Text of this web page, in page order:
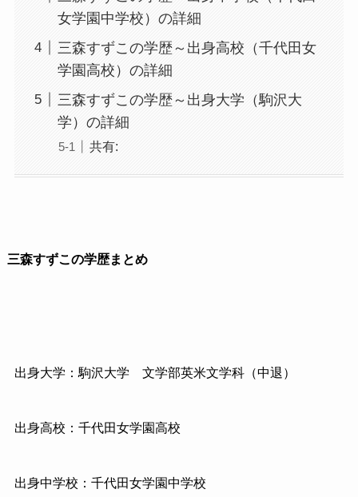
女学園中学校）の詳細
三森すずこの学歴～出身高校（千代田女
学園高校）の詳細
三森すずこの学歴～出身大学（駒沢大
学）の詳細
共有:
三森すずこの学歴まとめ
出身大学：駒沢大学 文学部英米文学科（中退）
出身高校：千代田女学園高校
出身中学校：千代田女学園中学校